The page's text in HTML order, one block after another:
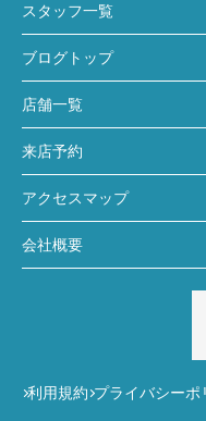
スタッフ一覧
ブログトップ
店舗一覧
来店予約
アクセスマップ
会社概要
利用規約 プライバシーポ